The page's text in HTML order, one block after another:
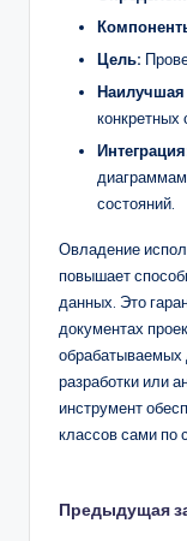
Цель:
Наилучшая
конкретных
состояний.
Овладение
повышает
данных. Это
документах
обрабатываемых
разработки или
инструмент
классов сами по
Предыдущая